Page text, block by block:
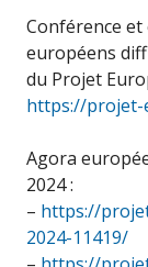
Conférence
européens
du Projet
https://projet-
Agora
2024 :
– https://
2024-11419/